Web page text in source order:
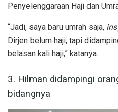
Penyelenggaraan Haji dan
“Jadi, saya baru umrah saja,
Dirjen belum haji, tapi
belasan kali haji,” katanya.
3. Hilman didampingi
bidangnya